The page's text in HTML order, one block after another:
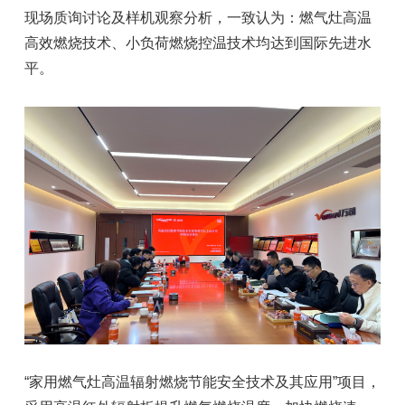
现场质询讨论及样机观察分析，一致认为：燃气灶高温
高效燃烧技术、小负荷燃烧控温技术均达到国际先进水
平。
“家用燃气灶高温辐射燃烧节能安全技术及其应用”项目，